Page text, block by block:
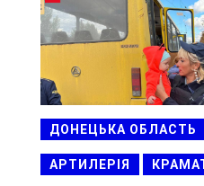
ДОНЕЦЬКА ОБЛАСТЬ
АРТИЛЕРІЯ